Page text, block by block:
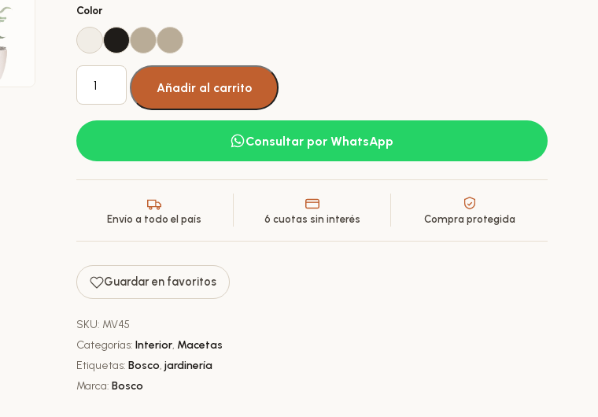
Color
Maceta
Vercelli
Bosco
Redonda
cantidad
Añadir al carrito
Consultar por WhatsApp
Envío a todo el país 6 cuotas sin interés Compra protegida
Guardar en favoritos
SKU: MV45
Categorías: Interior, Macetas
Etiquetas: Bosco, jardinería
Marca: Bosco